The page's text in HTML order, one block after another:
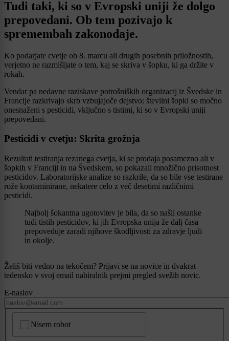
Tudi taki, ki so v Evropski uniji že dolgo
prepovedani. Ob tem pozivajo k
spremembah zakonodaje.
Ko podarjate cvetje ob 8. marcu ali drugih posebnih priložnostih,
verjetno ne razmišljate o tem, kaj se skriva v šopku, ki ga držite v
rokah.
Vendar pa nedavne raziskave potrošniških organizacij iz Švedske in
Francije razkrivajo skrb vzbujajoče dejstvo: številni šopki so močno
onesnaženi s pesticidi, vključno s tistimi, ki so v Evropski uniji
prepovedani.
Pesticidi v cvetju: Skrita grožnja
Rezultati testiranja rezanega cvetja, ki se prodaja posamezno ali v
šopkih v Franciji in na Švedskem, so pokazali množično prisotnost
pesticidov. Laboratorijske analize so razkrile, da so bile vse testirane
rože kontaminirane, nekatere celo z več desetimi različnimi
pesticidi.
Najbolj šokantna ugotovitev je bila, da so našli ostanke
tudi tistih pesticidov, ki jih Evropska unija že dalj časa
prepoveduje zaradi njihove škodljivosti za zdravje ljudi
in okolje.
Želiš biti vedno na tekočem? Prijavi se na novice in dvakrat
tedensko v svoj email nabiralnik prejmi pregled svežih novic.
E-naslov
Nisem robot